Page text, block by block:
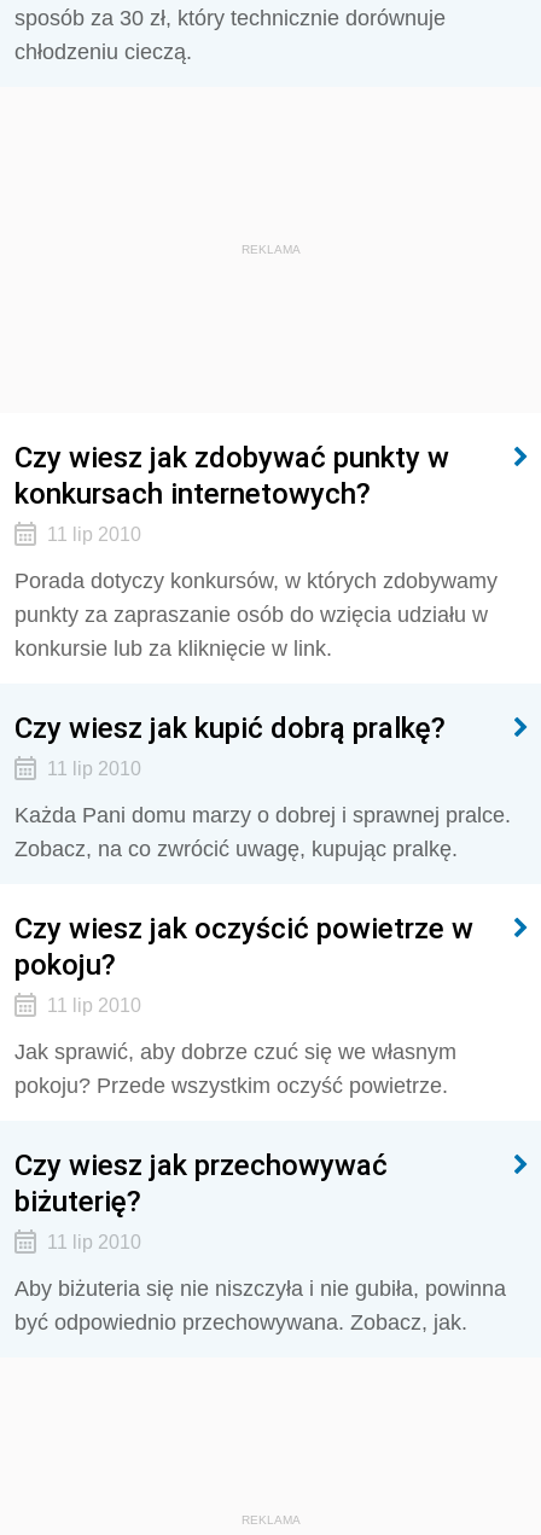
sposób za 30 zł, który technicznie dorównuje
chłodzeniu cieczą.
REKLAMA
Czy wiesz jak zdobywać punkty w
konkursach internetowych?
11 lip 2010
Porada dotyczy konkursów, w których zdobywamy
punkty za zapraszanie osób do wzięcia udziału w
konkursie lub za kliknięcie w link.
Czy wiesz jak kupić dobrą pralkę?
11 lip 2010
Każda Pani domu marzy o dobrej i sprawnej pralce.
Zobacz, na co zwrócić uwagę, kupując pralkę.
Czy wiesz jak oczyścić powietrze w
pokoju?
11 lip 2010
Jak sprawić, aby dobrze czuć się we własnym
pokoju? Przede wszystkim oczyść powietrze.
Czy wiesz jak przechowywać
biżuterię?
11 lip 2010
Aby biżuteria się nie niszczyła i nie gubiła, powinna
być odpowiednio przechowywana. Zobacz, jak.
REKLAMA